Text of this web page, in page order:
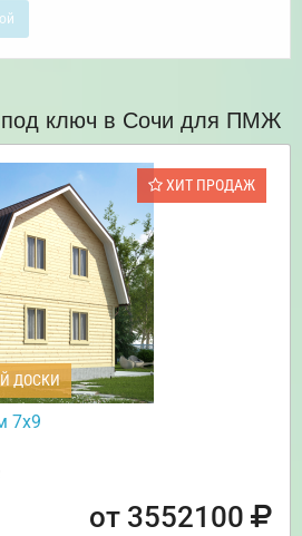
ключ в Сочи для ПМЖ
ХИТ ПРОДАЖ
ДОСКИ
7х9
от 3552100